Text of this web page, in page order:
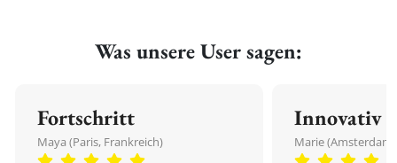
Was unsere User sagen:
Fortschritt
Maya (Paris, Frankreich)
Innovativ
Marie